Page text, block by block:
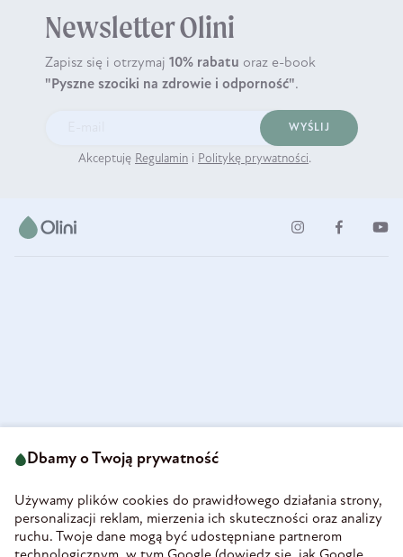
Newsletter Olini
Zapisz się i otrzymaj 10% rabatu oraz e-book
"Pyszne szociki na zdrowie i odporność".
WYŚLIJ
Akceptuję Regulamin i Politykę prywatności.
58-160 Świebodzice
REGON 890213034
INFORMACJE
Dbamy o Twoją prywatność
Używamy plików cookies do prawidłowego działania strony,
personalizacji reklam, mierzenia ich skuteczności oraz analizy
ruchu. Twoje dane mogą być udostępniane partnerom